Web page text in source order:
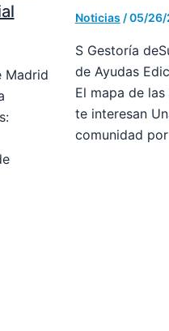
Madrid
Noticias /05/26/
S Gestoría
de Ayudas
El mapa de
te interesan
comunidad